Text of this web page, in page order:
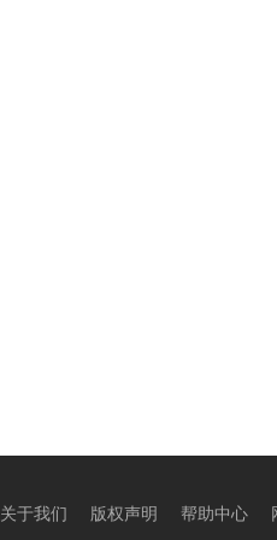
关于我们 版权声明 帮助中心